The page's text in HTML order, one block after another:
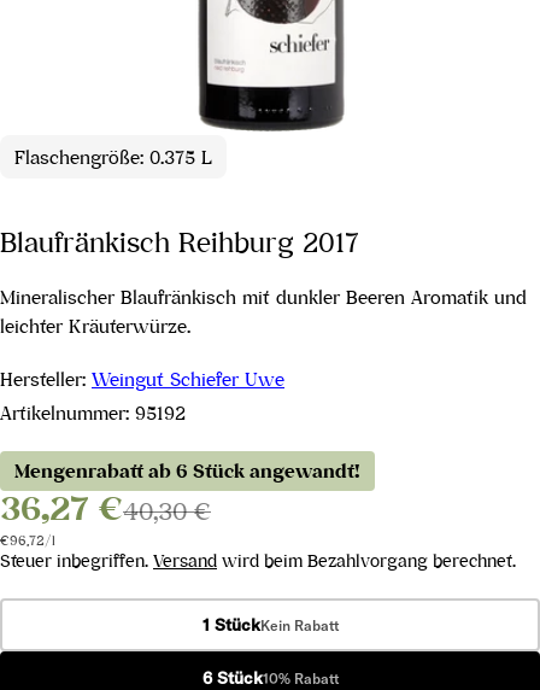
Flaschengröße: 0.375 L
Blaufränkisch Reihburg 2017
Mineralischer Blaufränkisch mit dunkler Beeren Aromatik und
leichter Kräuterwürze.
Hersteller: Weingut Schiefer Uwe
Artikelnummer: 95192
Mengenrabatt ab 6 Stück angewandt!
36,27 €40,30 €
Stückpreis
€96,72/pro
l
Steuer inbegriffen. Versand wird beim Bezahlvorgang berechnet.
1 StückKein Rabatt
6 Stück10% Rabatt